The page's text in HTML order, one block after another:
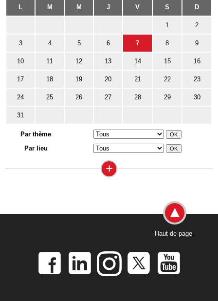
L M M J V S D
1 2
3 4 5 6 7 8 9
10 11 12 13 14 15 16
17 18 19 20 21 22 23
24 25 26 27 28 29 30
31
Par thème
Par lieu
+
Haut de page